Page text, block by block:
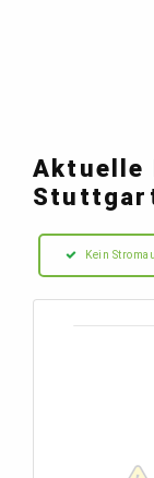
Aktuelle
Kein